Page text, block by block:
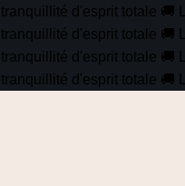
d'esprit totale 🚚
d'esprit totale 🚚
d'esprit totale 🚚
d'esprit totale 🚚